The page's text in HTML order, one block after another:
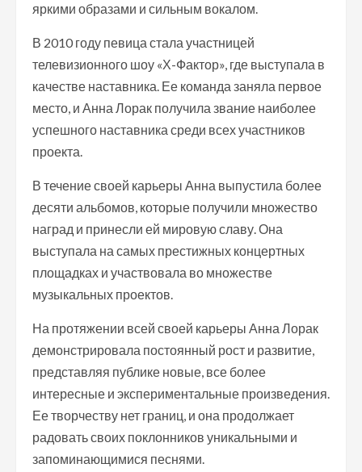
яркими образами и сильным вокалом.
В 2010 году певица стала участницей
телевизионного шоу «Х-Фактор», где выступала в
качестве наставника. Ее команда заняла первое
место, и Анна Лорак получила звание наиболее
успешного наставника среди всех участников
проекта.
В течение своей карьеры Анна выпустила более
десяти альбомов, которые получили множество
наград и принесли ей мировую славу. Она
выступала на самых престижных концертных
площадках и участвовала во множестве
музыкальных проектов.
На протяжении всей своей карьеры Анна Лорак
демонстрировала постоянный рост и развитие,
представляя публике новые, все более
интересные и экспериментальные произведения.
Ее творчеству нет границ, и она продолжает
радовать своих поклонников уникальными и
запоминающимися песнями.